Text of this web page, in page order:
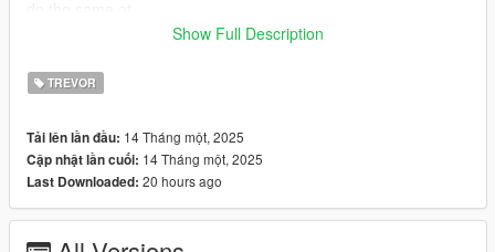
(mods\update\x64\dlcpacks\patchday3ng\dlc.rpf\x64\models\cd
(C:\Program Files (x86)\Steam\steamapps\common\Grand
Theft Auto
ges\trevor_outfits.rpf\player_two_trevor_heist) but this may
cause instability
credits (https://www.deviantart.com/heliosal/art/Red-Dead-
Redemption-2-Dutch-Van-Der-Linde-Var-14-886270166)
Show Full Description
TREVOR
Tải lên lần đầu: 14 Tháng một, 2025
Cập nhật lần cuối: 14 Tháng một, 2025
Last Downloaded: 20 hours ago